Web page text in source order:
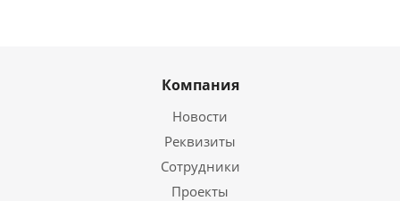
Компания
Новости
Реквизиты
Сотрудники
Проекты